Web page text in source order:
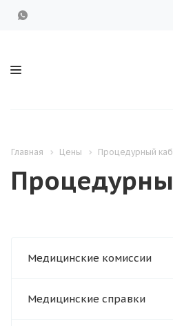
Главная Цены Процедурный
Медицинские комиссии
Медицинские справки